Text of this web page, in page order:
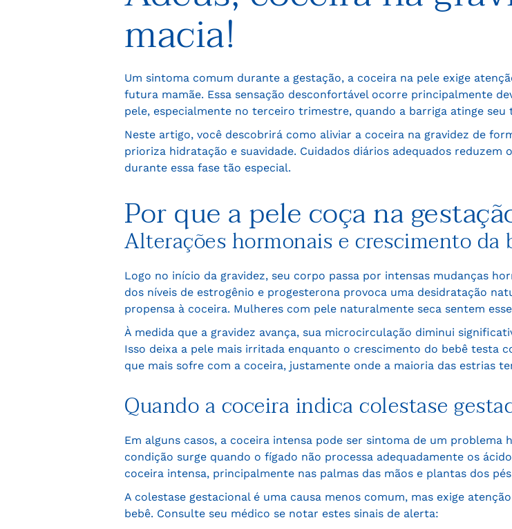
macia!
Um sintoma comum durante a gestação, a coceira na pele exige
futura mamãe. Essa sensação desconfortável ocorre principalmente
pele, especialmente no terceiro trimestre, quando a barriga atinge seu
Neste artigo, você descobrirá como aliviar a coceira na gravidez de
prioriza hidratação e suavidade. Cuidados diários adequados
durante essa fase tão especial.
Por que a pele coça na
Alterações hormonais e crescimento da
Logo no início da gravidez, seu corpo passa por intensas mudanças
dos níveis de estrogênio e progesterona provoca uma desidratação
propensa à coceira. Mulheres com pele naturalmente seca sentem
À medida que a gravidez avança, sua microcirculação diminui
Isso deixa a pele mais irritada enquanto o crescimento do bebê testa
que mais sofre com a coceira, justamente onde a maioria das estrias
Quando a coceira indica colestase
Em alguns casos, a coceira intensa pode ser sintoma de um
condição surge quando o fígado não processa adequadamente os
coceira intensa, principalmente nas palmas das mãos e plantas dos
A colestase gestacional é uma causa menos comum, mas exige
bebê. Consulte seu médico se notar estes sinais de alerta: